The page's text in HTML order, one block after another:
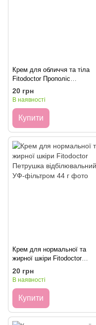
Крем для обличчя та тіла
Fitodoctor Прополіс
протизапальний 44 г
20 грн
В наявності
Купити
Крем для нормальної та
жирної шкіри Fitodoctor
Петрушка відбілювальний з
УФ-фільтром 44 г
20 грн
В наявності
Купити